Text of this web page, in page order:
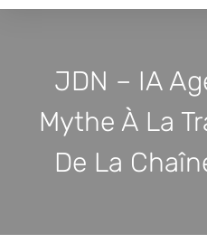
JDN – IA
Mythe À La
De La